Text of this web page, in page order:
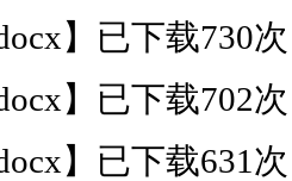
】 已下载730次
】 已下载702次
】 已下载631 次